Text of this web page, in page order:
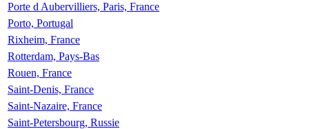
Porte d Aubervilliers, Paris, France
Porto, Portugal
Rixheim, France
Rotterdam, Pays-Bas
Rouen, France
Saint-Denis, France
Saint-Nazaire, France
Saint-Petersbourg, Russie